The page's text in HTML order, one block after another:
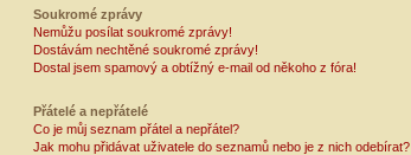
Soukromé zprávy
Nemůžu posílat soukromé zprávy!
Dostávám nechtěné soukromé zprávy!
Dostal jsem spamový a obtížný e-mail od někoho z fóra!
Přátelé a nepřátelé
Co je můj seznam přátel a nepřátel?
Jak mohu přidávat uživatele do seznamů nebo je z nich odebírat?